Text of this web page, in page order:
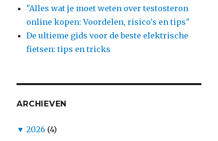
"Alles wat je moet weten over testosteron
online kopen: Voordelen, risico's en tips"
De ultieme gids voor de beste elektrische
fietsen: tips en tricks
ARCHIEVEN
▼ 2026 (4)